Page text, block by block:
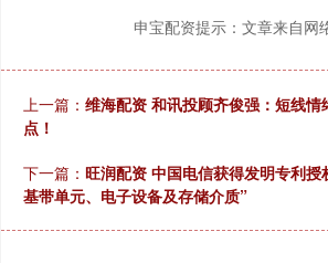
申宝配资提示：文章来自网
上一篇： 维海配资 和讯投顾齐俊强：短线情
点！
下一篇： 旺润配资 中国电信获得发明专利授
基带单元、电子设备及存储介质”